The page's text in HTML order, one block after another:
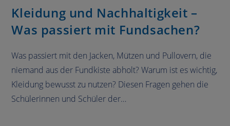
Kleidung und Nachhaltigkeit –
Was passiert mit Fundsachen?
Was passiert mit den Jacken, Mützen und Pullovern, die
niemand aus der Fundkiste abholt? Warum ist es wichtig,
Kleidung bewusst zu nutzen? Diesen Fragen gehen die
Schülerinnen und Schüler der…